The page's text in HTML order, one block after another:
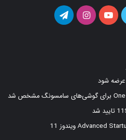
توییتر یوتیوب اینستاگرامتلگرام